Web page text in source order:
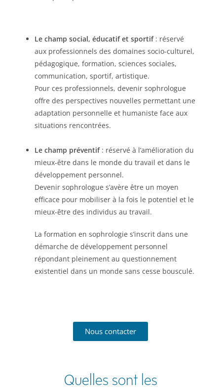
Le champ social, éducatif et sportif : réservé
aux professionnels des domaines socio-culturel,
pédagogique, formation, sciences sociales,
communication, sportif, artistique.
Pour ces professionnels, devenir sophrologue
offre des perspectives nouvelles permettant une
adaptation personnelle et humaniste face aux
situations rencontrées.
Le champ préventif : réservé à l’amélioration du
mieux-être dans le monde du travail et dans le
développement personnel.
Devenir sophrologue s’avère être un moyen
efficace pour mobiliser à la fois le potentiel et le
mieux-être des individus au travail.
La formation en sophrologie s’inscrit dans une
démarche de développement personnel
répondant pleinement au questionnement
existentiel dans un monde sans cesse bousculé.
Nous contacter
Quelles sont les